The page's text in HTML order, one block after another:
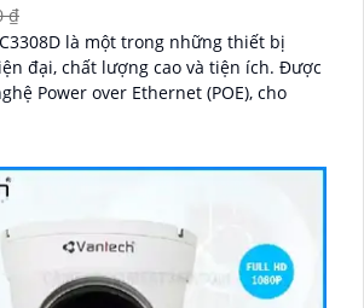
₫
C3308D là một trong những thiết bị
đại, chất lượng cao và tiện ích. Được
Power over Ethernet (POE), cho